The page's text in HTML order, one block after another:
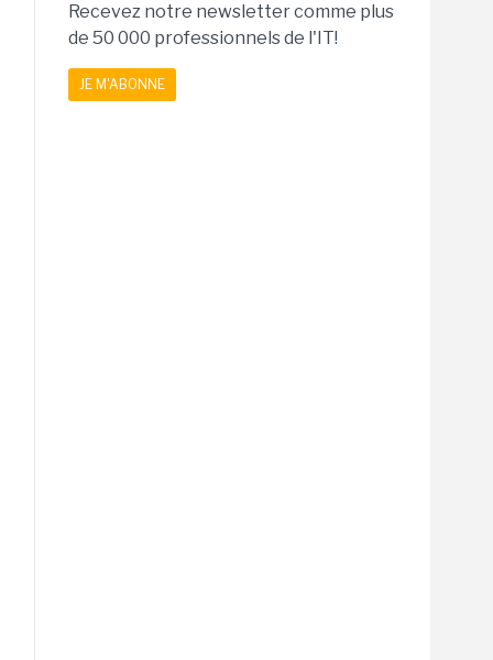
Recevez notre newsletter comme plus
de 50 000 professionnels de l'IT!
JE M'ABONNE